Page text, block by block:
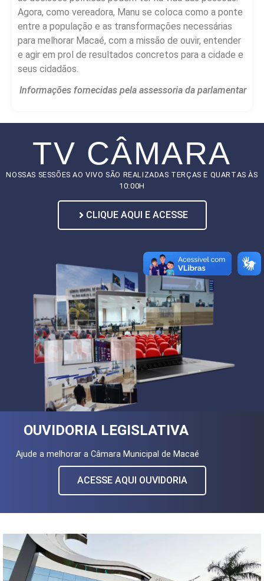
Agora, como vereadora, Manu se coloca como a ponte
entre a população e as transformações necessárias
para melhorar Macaé, com a missão de ouvir, entender
e agir em prol de resultados concretos para a cidade e
seus cidadãos.
Informações fornecidas pela assessoria da parlamentar
TV CÂMARA
NOSSAS SESSÕES AO VIVO SÃO REALIZADAS TERÇAS E QUARTAS ÀS
10:00H
CLIQUE AQUI E ACESSE
OUVIDORIA LEGISLATIVA
Ajude a melhorar a Câmara Municipal de Macaé
ACESSE AQUI OUVIDORIA